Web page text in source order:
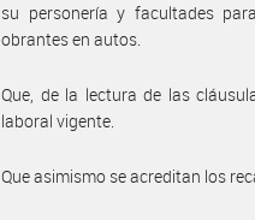
su personería y facultades
obrantes en autos.
Que, de la lectura de las
laboral vigente.
Que asimismo se acreditan los